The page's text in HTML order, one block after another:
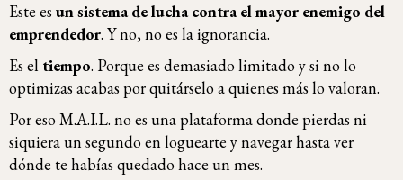
Este es un sistema de lucha contra el mayor enemigo del
emprendedor. Y no, no es la ignorancia.
Es el tiempo. Porque es demasiado limitado y si no lo
optimizas acabas por quitárselo a quienes más lo valoran.
Por eso M.A.I.L. no es una plataforma donde pierdas ni
siquiera un segundo en loguearte y navegar hasta ver
dónde te habías quedado hace un mes.